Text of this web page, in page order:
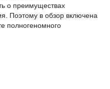
о преимуществах
Поэтому в обзор включена
полногеномного